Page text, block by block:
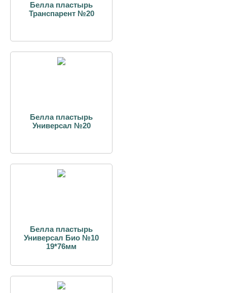
Белла пластырь
Транспарент №20
Белла пластырь
Универсал №20
Белла пластырь
Универсал Био №10
19*76мм